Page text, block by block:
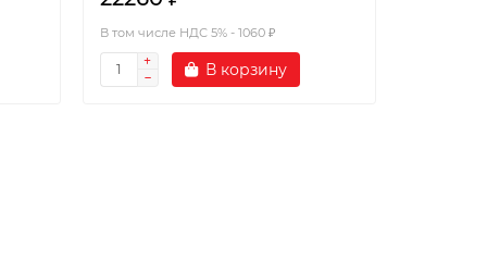
В том числе НДС 5% - 1060 ₽
В корзину